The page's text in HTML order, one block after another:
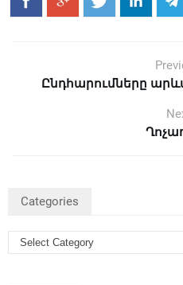
Ընդհարումները
Categories